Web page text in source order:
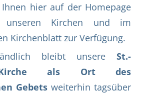
hier auf der Homepage
Kirchen und im
Kirchenblatt zur Verfügung.
bleibt unsereSt.-
Kirche als Ort des
Gebets weiterhin tagsüber